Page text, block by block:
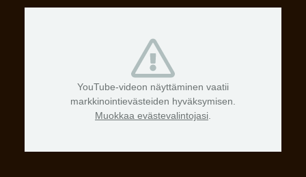
YouTube-videon näyttäminen vaatii
markkinointievästeiden hyväksymisen.
Muokkaa evästevalintojasi